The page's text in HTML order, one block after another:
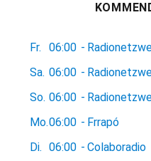
Fr. 06:00 -
Sa. 06:00 -
So. 06:00 -
Mo.06:00 - Frrapó
Di.
06:00 - Colaboradio